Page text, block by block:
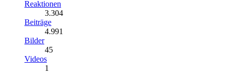
Reaktionen
3.304
Beiträge
4.991
Bilder
45
Videos
1